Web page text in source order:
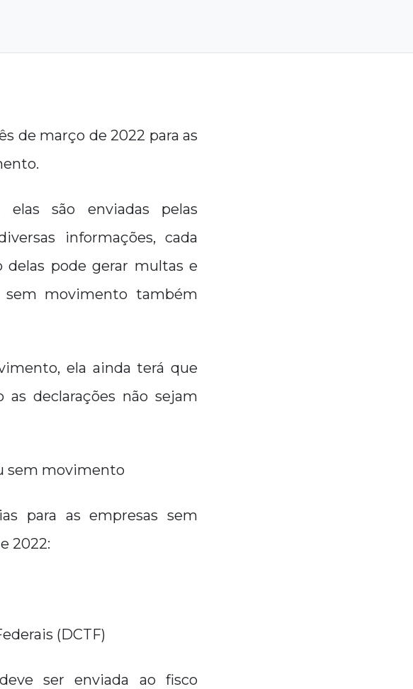
de março de 2022 para as
elas são enviadas pelas
informações, cada
pode gerar multas e
sem movimento também
ela ainda terá que
as declarações não sejam
sem movimento
para as empresas sem
2022:
(DCTF)
ser enviada ao fisco